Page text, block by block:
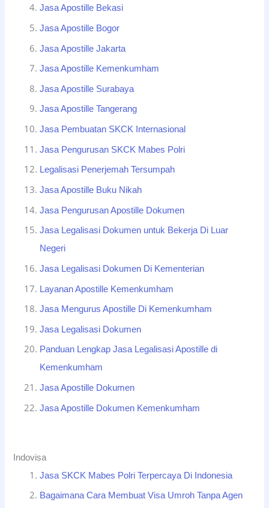
Jasa Apostille Bekasi
Jasa Apostille Bogor
Jasa Apostille Jakarta
Jasa Apostille Kemenkumham
Jasa Apostille Surabaya
Jasa Apostille Tangerang
Jasa Pembuatan SKCK Internasional
Jasa Pengurusan SKCK Mabes Polri
Legalisasi Penerjemah Tersumpah
Jasa Apostille Buku Nikah
Jasa Pengurusan Apostille Dokumen
Jasa Legalisasi Dokumen untuk Bekerja Di Luar
Negeri
Jasa Legalisasi Dokumen Di Kementerian
Layanan Apostille Kemenkumham
Jasa Mengurus Apostille Di Kemenkumham
Jasa Legalisasi Dokumen
Panduan Lengkap Jasa Legalisasi Apostille di
Kemenkumham
Jasa Apostille Dokumen
Jasa Apostille Dokumen Kemenkumham
Indovisa
Jasa SKCK Mabes Polri Terpercaya Di Indonesia
Bagaimana Cara Membuat Visa Umroh Tanpa Agen